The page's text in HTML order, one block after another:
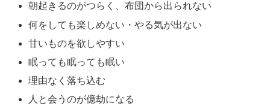
朝起きるのがつらく、布団から出られない
何をしても楽しめない・やる気が出ない
甘いものを欲しやすい
眠っても眠っても眠い
理由なく落ち込む
人と会うのが億劫になる